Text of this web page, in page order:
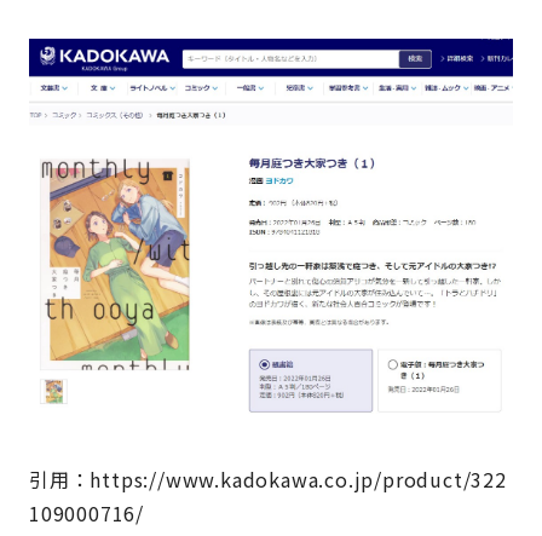
引用：https://www.kadokawa.co.jp/product/322
109000716/